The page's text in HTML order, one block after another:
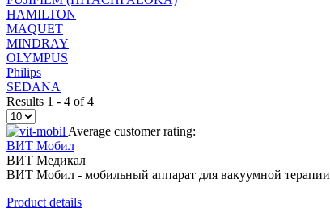
HAMILTON
MAQUET
MINDRAY
OLYMPUS
Philips
SEDANA
Results 1 - 4 of 4
Average customer rating:
ВИТ Мобил
ВИТ Медикал
ВИТ Мобил - мобильный аппарат для вакуумной терапии
Product details